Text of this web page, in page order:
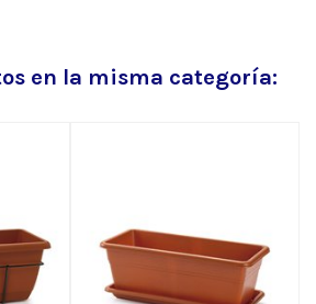
en la misma categoría: